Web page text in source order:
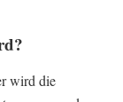
wird die